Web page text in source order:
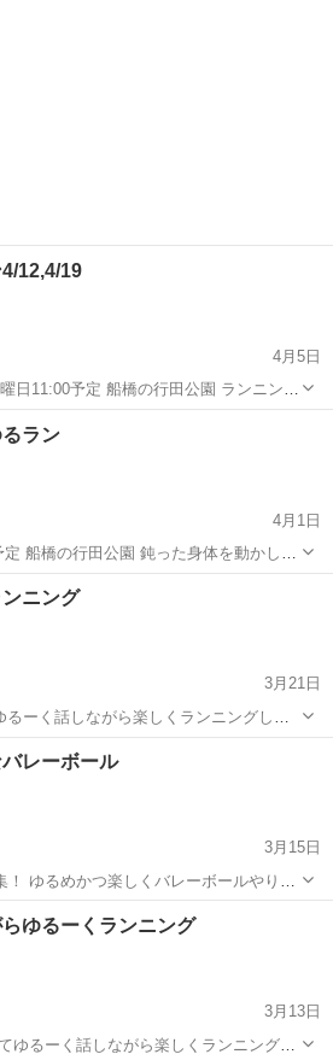
12,4/19
4月5日
予定 船橋の行田公園 ランニング
問わず参加OKです！ 基本的には20代
ラン
4月1日
園 鈍った身体を動かした
に飽きた人、 ただ何となく走り出した
スポーツ
ニング
3月21日
ーく話しながら楽しくランニングした
飽きた人でも大丈夫 ただ何となく走り
スポーツ
レーボール
3月15日
りた
スポーツ
ゆるーくランニング
3月13日
ゆるーく話しながら楽しくランニングし